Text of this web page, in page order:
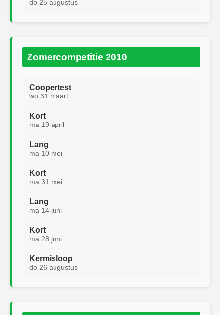
do 25 augustus
Zomercompetitie 2010
Coopertest
wo 31 maart
Kort
ma 19 april
Lang
ma 10 mei
Kort
ma 31 mei
Lang
ma 14 juni
Kort
ma 28 juni
Kermisloop
do 26 augustus